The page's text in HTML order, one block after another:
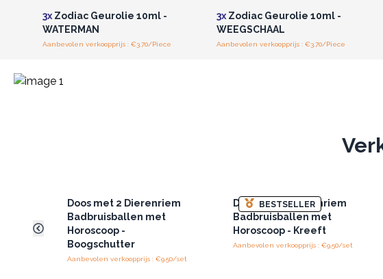
3x Zodiac Geurolie 10ml -
WATERMAN
Aanbevolen verkoopprijs : €3.70/Piece
3xZodiac Geurolie 10ml -
WEEGSCHAAL
Aanbevolen verkoopprijs : €3.70/Piece
Doos met 2 Dierenriem
Badbruisballen met
Horoscoop -
Boogschutter
Aanbevolen verkoopprijs : €9.50/set
BESTSELLER
Doos met 2 Dierenriem
Badbruisballen met
Horoscoop - Kreeft
Aanbevolen verkoopprijs : €9.50/set